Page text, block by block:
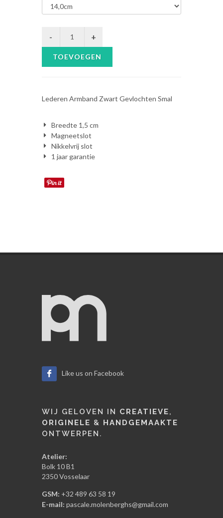
TOEVOEGEN
Lederen Armband Zwart Gevlochten Smal
Breedte 1,5 cm
Magneetslot
Nikkelvrij slot
1 jaar garantie
Like us on Facebook
WIJ GELOVEN IN CREATIEVE,
ORIGINELE & HANDGEMAAKTE
ONTWERPEN.
Atelier:
Bolk 10 B1
2350 Vosselaar
GSM: +32 489 63 58 19
E-mail: pascale.molenberghs@gmail.com